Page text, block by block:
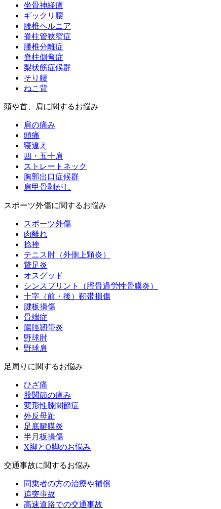
坐骨神経痛
ギックリ腰
腰椎ヘルニア
脊柱管狭窄症
腰椎分離症
脊柱側弯症
梨状筋症候群
そり腰
ねこ背
頭や首、肩に関するお悩み
肩の痛み
頭痛
寝違え
四・五十肩
ストレートネック
胸郭出口症候群
肩甲骨剥がし
スポーツ外傷に関するお悩み
スポーツ外傷
肉離れ
捻挫
テニス肘（外側上顆炎）
鵞足炎
オスグッド
シンスプリント（脛骨過労性骨膜炎）
十字（前・後）靭帯損傷
腱板損傷
骨端症
腸脛靭帯炎
野球肘
野球肩
足周りに関するお悩み
ひざ痛
股関節の痛み
変形性膝関節症
外反母趾
足底腱膜炎
半月板損傷
X脚とO脚のお悩み
交通事故に関するお悩み
同乗者の方の治療や補償
追突事故
高速道路での交通事故